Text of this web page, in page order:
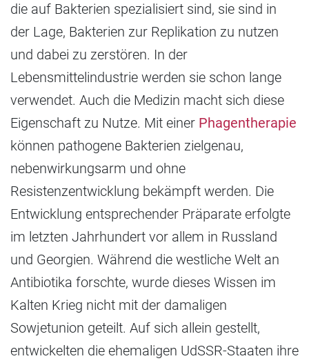
die auf Bakterien spezialisiert sind, sie sind in
der Lage, Bakterien zur Replikation zu nutzen
und dabei zu zerstören. In der
Lebensmittelindustrie werden sie schon lange
verwendet. Auch die Medizin macht sich diese
Eigenschaft zu Nutze. Mit einer Phagentherapie
können pathogene Bakterien zielgenau,
nebenwirkungsarm und ohne
Resistenzentwicklung bekämpft werden. Die
Entwicklung entsprechender Präparate erfolgte
im letzten Jahrhundert vor allem in Russland
und Georgien. Während die westliche Welt an
Antibiotika forschte, wurde dieses Wissen im
Kalten Krieg nicht mit der damaligen
Sowjetunion geteilt. Auf sich allein gestellt,
entwickelten die ehemaligen UdSSR-Staaten ihre